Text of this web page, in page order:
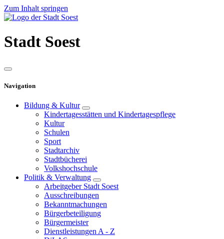
Zum Inhalt springen
Stadt Soest
Navigation
Bildung & Kultur
Kindertagesstätten und Kindertagespflege
Kultur
Schulen
Sport
Stadtarchiv
Stadtbücherei
Volkshochschule
Politik & Verwaltung
Arbeitgeber Stadt Soest
Ausschreibungen
Bekanntmachungen
Bürgerbeteiligung
Bürgermeister
Dienstleistungen A - Z